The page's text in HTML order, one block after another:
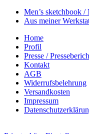
Men’s sketchbook /
Aus meiner
Home
Profil
Presse /
Kontakt
AGB
Widerrufsbelehrung
Versandkosten
Impressum